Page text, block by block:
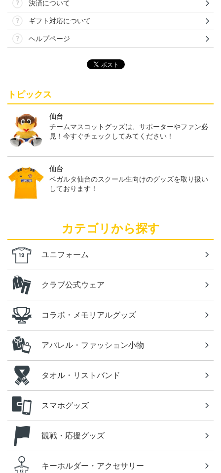
決済について
ギフト対応について
ヘルプページ
トピックス
仙台
チームマスコットグッズは、サポーターやファン必
見！今すぐチェックしてみてください！
仙台
ベガルタ仙台のスクール生向けのグッズを取り扱い
しております！
カテゴリから探す
ユニフォーム
クラブ公式ウェア
コラボ・メモリアルグッズ
アパレル・ファッション小物
タオル・リストバンド
スマホグッズ
観戦・応援グッズ
キーホルダー・アクセサリー